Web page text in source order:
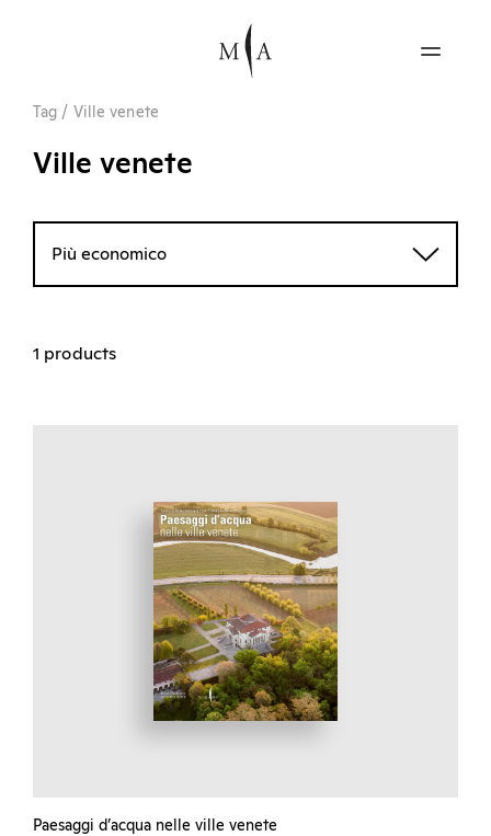
Tag / Ville venete
Ville venete
Più economico
1 products
Paesaggi d’acqua nelle ville venete